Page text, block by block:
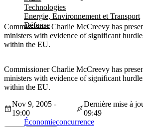
Technologies
Energie, Environnement et Transport
Défense
Commissioner Charlie McCreevy has
ministers with evidence of significant
within the EU.
Commissioner Charlie McCreevy has
ministers with evidence of significant
within the EU.
Nov 9, 2005 -
19:00
Dernière mise à
09:49
Économieconcurrence